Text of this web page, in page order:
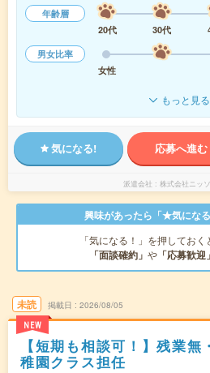
年齢層
20代
30代
男女比率
女性
もっと見る
気になる! 応募へ進む
派遣会社 株式会社ニッ
興味があったら「★気にな
「気になる！」を押してお
「面談確約」 や 「応募歓迎」
未読
NEW
掲載日 2026/08/05
【短期も相談可！】残業
稚園クラス担任